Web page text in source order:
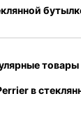
товары
в